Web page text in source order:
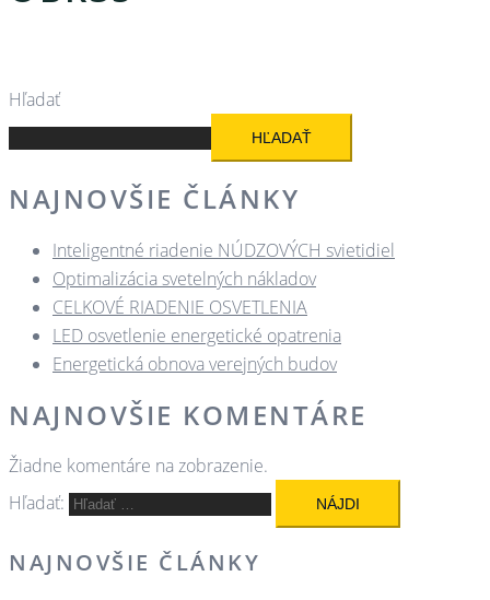
Hľadať
HĽADAŤ
NAJNOVŠIE ČLÁNKY
Inteligentné riadenie NÚDZOVÝCH svietidiel
Optimalizácia svetelných nákladov
CELKOVÉ RIADENIE OSVETLENIA
LED osvetlenie energetické opatrenia
Energetická obnova verejných budov
NAJNOVŠIE KOMENTÁRE
Žiadne komentáre na zobrazenie.
Hľadať:
NAJNOVŠIE ČLÁNKY